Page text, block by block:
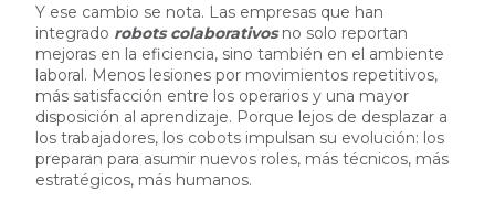
Y ese cambio se nota. Las empresas que han
integrado robots colaborativosno solo reportan
mejoras en la eficiencia, sino también en el ambiente
laboral. Menos lesiones por movimientos repetitivos,
más satisfacción entre los operarios y una mayor
disposición al aprendizaje. Porque lejos de desplazar a
los trabajadores, los cobots impulsan su evolución: los
preparan para asumir nuevos roles, más técnicos, más
estratégicos, más humanos.